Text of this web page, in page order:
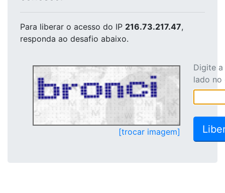
Para liberar o acesso do IP 216.73.217.47,
responda ao desafio abaixo.
[trocar imagem]
Digite
lado no